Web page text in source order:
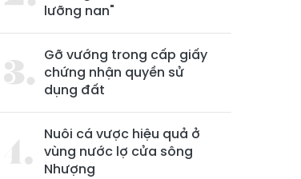
lưỡng nan"
Gỡ vướng trong cấp giấy
chứng nhận quyền sử
dụng đất
Nuôi cá vược hiệu quả ở
vùng nước lợ cửa sông
Nhượng